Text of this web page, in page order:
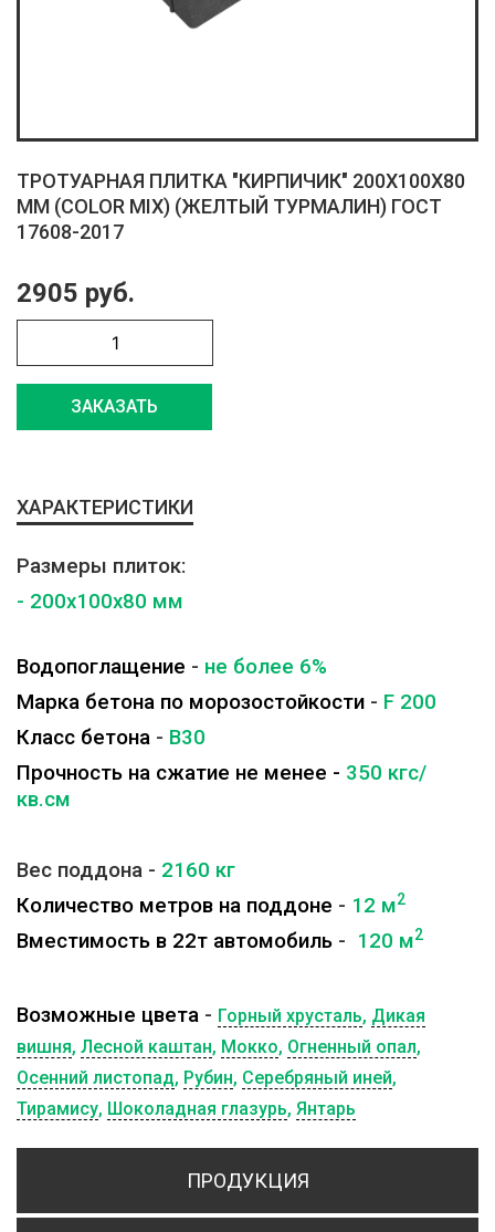
ПРОДУКЦИЯ
ТРОТУАРНАЯ ПЛИТКА "КИРПИЧИК" 200X100X80
ММ (COLOR MIX) (ЖЕЛТЫЙ ТУРМАЛИН) ГОСТ
17608-2017
2905 руб.
ЗАКАЗАТЬ
ХАРАКТЕРИСТИКИ
Размеры плиток:
- 200x100x80 мм
Водопоглащение - не более 6%
Марка бетона по морозостойкости - F 200
Класс бетона - B30
Прочность на сжатие не менее - 350 кгс/
кв.см
Вес поддона - 2160 кг
Количество метров на поддоне - 12 м2
Вместимость в 22т автомобиль - 120 м2
Возможные цвета - Горный хрусталь, Дикая
вишня, Лесной каштан, Мокко, Огненный опал,
Осенний листопад, Рубин, Серебряный иней,
Тирамису, Шоколадная глазурь, Янтарь